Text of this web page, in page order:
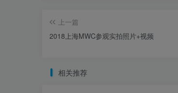
上一篇
2018上海MWC参观实拍照片+视频
相关推荐